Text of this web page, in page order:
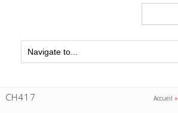
CH417 Accueil »